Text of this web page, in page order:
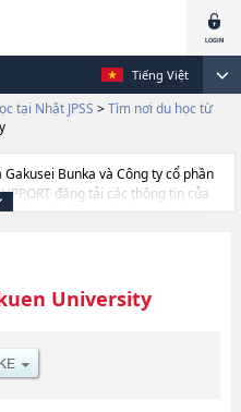
Tiếng Việt
tại Nhật JPSS > Tìm nơi du học từ
Bunka và Công ty cổ phần
đăng tải các thông tin của
trường đại học ngắn hạn, trường
về các Graduate school of
khoa nghiên cứu, thông tin liên
số lượng trúng tuyển, cở sở
University